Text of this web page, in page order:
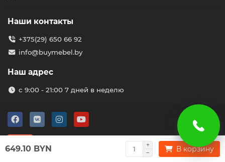
649.10 BYN В корзину
Наши контакты
+375(29) 650 66 92
info@buymebel.by
Наш адрес
с 9:00 - 21:00 7 дней в неделю